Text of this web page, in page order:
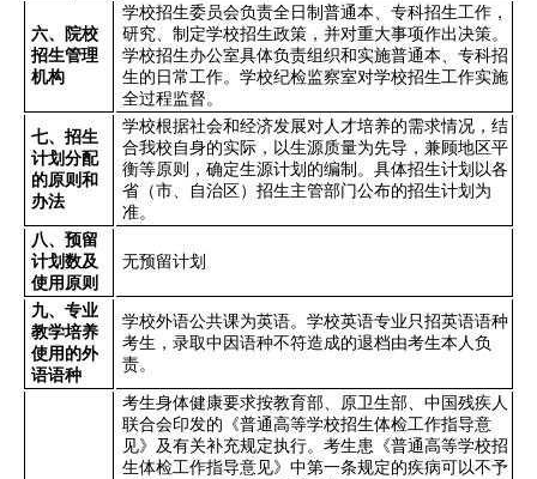
六、院校
招生管理
机构
学校招生委员会负责全日制普通本、专科招生工作，
研究、制定学校招生政策，并对重大事项作出决策。
学校招生办公室具体负责组织和实施普通本、专科招
生的日常工作。学校纪检监察室对学校招生工作实施
全过程监督。
七、招生
计划分配
的原则和
办法
学校根据社会和经济发展对人才培养的需求情况，结
合我校自身的实际，以生源质量为先导，兼顾地区平
衡等原则，确定生源计划的编制。具体招生计划以各
省（市、自治区）招生主管部门公布的招生计划为
准。
八、预留
计划数及
使用原则
无预留计划
九、专业
教学培养
使用的外
语语种
学校外语公共课为英语。学校英语专业只招英语语种
考生，录取中因语种不符造成的退档由考生本人负
责。
考生身体健康要求按教育部、原卫生部、中国残疾人
联合会印发的《普通高等学校招生体检工作指导意
见》及有关补充规定执行。考生患《普通高等学校招
生体检工作指导意见》中第一条规定的疾病可以不予